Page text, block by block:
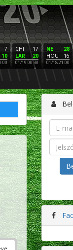
7
10
17
CHI
20
LAR
01/19 00:30
28
NE
16
HOU
01/18 21:00